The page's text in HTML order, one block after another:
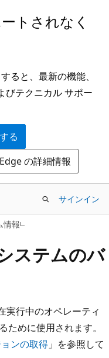
トされなく
ると、最新の機能、
びテクニカル サポー
る
の詳細情報
サインイン
情報
ステムのバ
実行中のオペレーティ
ために使用されます。
ンの取得 」を参照して